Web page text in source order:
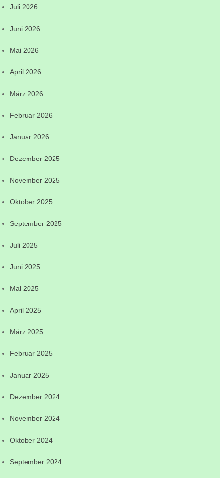
Juli 2026
Juni 2026
Mai 2026
April 2026
März 2026
Februar 2026
Januar 2026
Dezember 2025
November 2025
Oktober 2025
September 2025
Juli 2025
Juni 2025
Mai 2025
April 2025
März 2025
Februar 2025
Januar 2025
Dezember 2024
November 2024
Oktober 2024
September 2024